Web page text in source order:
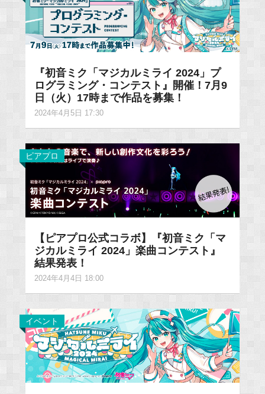
『初音ミク「マジカルミライ 2024」プ
ログラミング・コンテスト』開催！7月9
日（火）17時まで作品を募集！
2024年4月5日 17:30
ピアプロ
【ピアプロ公式コラボ】『初音ミク「マ
ジカルミライ 2024」楽曲コンテスト』
結果発表！
2024年4月4日 18:00
イベント